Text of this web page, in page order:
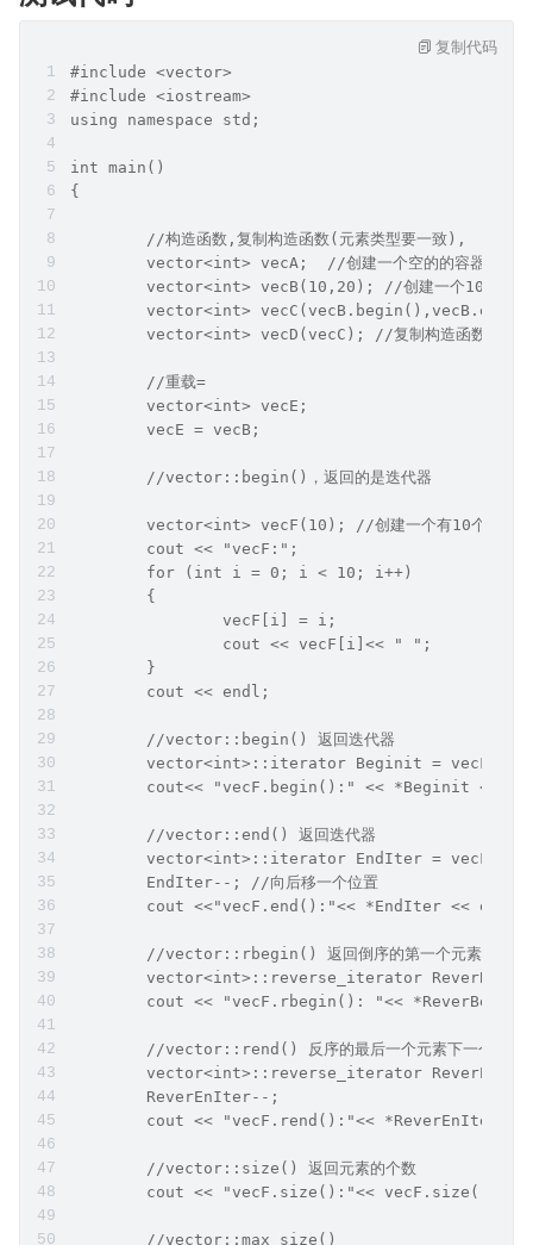
#include <vector>
#include <iostream>
using namespace std;
int main()
{
	//构造函数,复制构造函数(元素类型要一致),
	vector<int> vecA;  //创建一个空的的容器
vector<int> vecB(10,20); //创建一个10个元素
vector<int> vecC(vecB.begin(),vecB.end());
vector<int> vecD(vecC); //复制构造函数,创建
	//重载=
	vector<int> vecE;
	vecE = vecB;
	//vector::begin()，返回的是迭代器
vector<int> vecF(10); //创建一个有10个元素
	cout << "vecF:";
	for (int i = 0; i < 10; i++)
	{
		vecF[i] = i;
		cout << vecF[i]<< " ";
	}
	cout << endl;
	//vector::begin() 返回迭代器
vector<int>::iterator Beginit =
cout<< "vecF.begin():" << *Beginit <<
	//vector::end() 返回迭代器
vector<int>::iterator EndIter =
	EndIter--; //向后移一个位置
cout <<"vecF.end():"<< *EndIter <<
//vector::rbegin() 返回倒序的第一个元素，相当
vector<int>::reverse_iterator
cout << "vecF.rbegin(): "<<
//vector::rend() 反序的最后一个元素下一个位置
vector<int>::reverse_iterator
	ReverEnIter--;
cout << "vecF.rend():"<< *ReverEnIter
	//vector::size() 返回元素的个数
cout << "vecF.size():"<< vecF.size() <<
	//vector::max_size()
复制代码